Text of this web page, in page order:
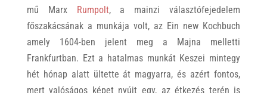
mű Marx Rumpolt, a mainzi választófejedelem
főszakácsának a munkája volt, az Ein new Kochbuch
amely 1604-ben jelent meg a Majna melletti
Frankfurtban. Ezt a hatalmas munkát Keszei mintegy
hét hónap alatt ültette át magyarra, és azért fontos,
mert valóságos képet nyújt egy, az étkezés terén is